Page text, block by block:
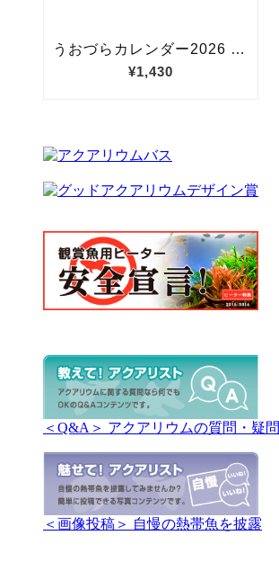
＜Q&A＞ アクアリウムの質問・疑問
＜画像投稿＞ 自慢の熱帯魚を披露